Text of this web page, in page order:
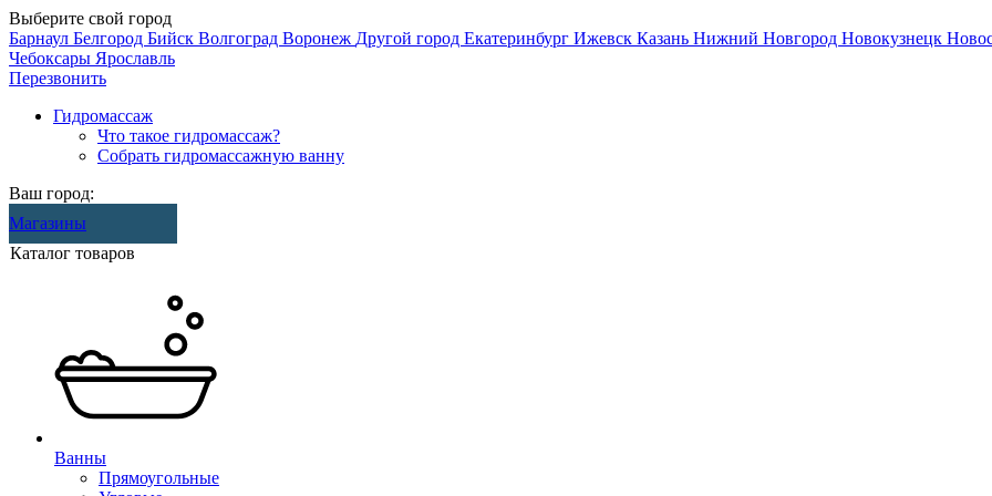
Выберите свой город
Барнаул Белгород Бийск Волгоград Воронеж Другой город Екатеринбург Ижевск Казань Нижний Новгород Новокузнецк
Чебоксары Ярославль
Перезвонить
Гидромассаж
Что такое гидромассаж?
Собрать гидромассажную ванну
Ваш город:
Магазины
Каталог товаров
Ванны
Прямоугольные